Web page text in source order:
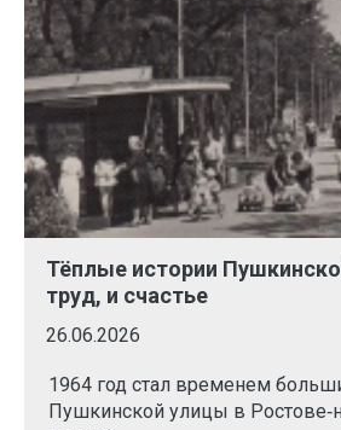
Тёплые истории
труд, и счастье
26.06.2026
1964 год стал временем
Пушкинской улицы в